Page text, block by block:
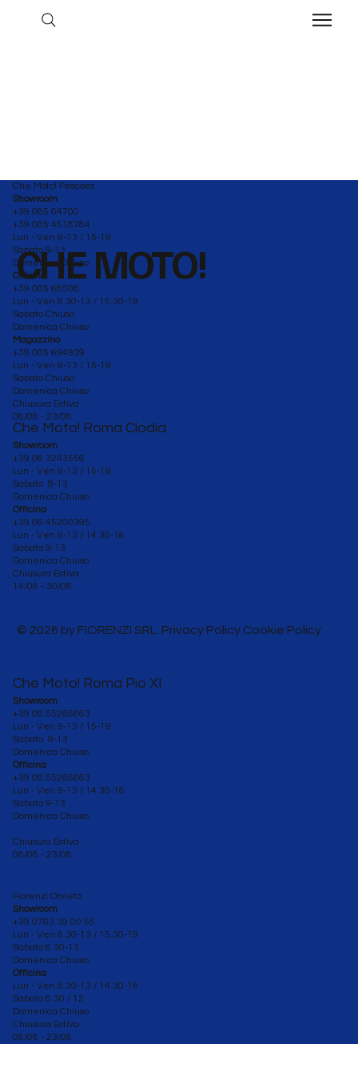
CHE MOTO!
Che Moto! Roma Clodia
Showroom
+39 06 3243556
Lun - Ven 9-13 / 15-19
Sabato 9-13
Domenica Chiuso
Officina
+39 06 45200395
Lun - Ven 9-13 / 14.30-18
Sabato 9-13
Domenica Chiuso
Chiusura Estiva:
14/08 - 30/08
Che Moto! Roma Pio XI
Showroom
+39 06 55266863
Lun - Ven 9-13 / 15-19
Sabato 9-13
Domenica Chiuso
Officina
+39 06 55266863
Lun - Ven 9-13 / 14.30-18
Sabato 9-13
Domenica Chiuso
Chiusura Estiva:
08/08 - 23/08
Che Moto! Pescara
Showroom
+39 085 64700
+39 085 4518784
Lun - Ven 9-13 / 15-19
Sabato 9-13
Domenica Chiuso
Officina
+39 085 68508
Lun - Ven 8.30-13 / 15.30-19
Sabato Chiuso
Domenica Chiuso
Magazzino
+39 085 694939
Lun - Ven 9-13 / 15-19
Sabato Chiuso
Domenica Chiuso
Chiusura Estiva:
08/08 - 23/08
Fiorenzi Orvieto
Showroom
+39 0763 39 00 55
Lun - Ven 8.30-13 / 15.30-19
Sabato 8.30-13
Domenica Chiuso
Officina
Lun - Ven 8.30-13 / 14.30-18
Sabato 8.30 / 12
Domenica Chiuso
Chiusura Estiva:
08/08 - 23/08
© 2026 by FIORENZI SRL. Privacy Policy Cookie Policy